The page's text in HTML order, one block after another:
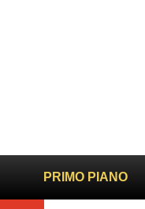
PRIMO PIANO
e giusto